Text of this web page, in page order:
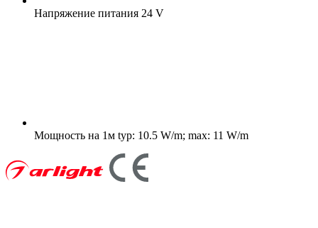
Напряжение питания 24 V
Мощность на 1м typ: 10.5 W/m; max: 11 W/m